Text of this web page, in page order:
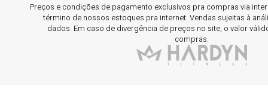
Preços e condições de pagamento exclusivos pra compras via
término de nossos estoques pra internet. Vendas sujeitas à
dados. Em caso de divergência de preços no site, o valor
compras.